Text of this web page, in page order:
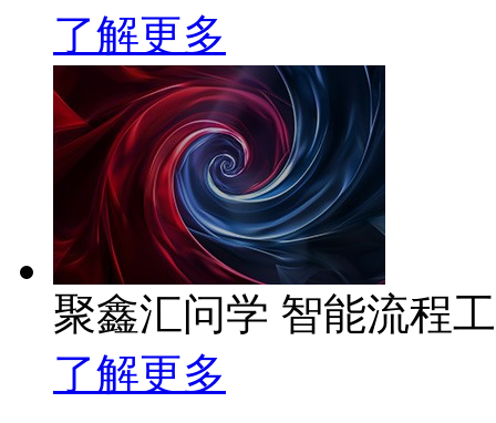
了解更多
聚鑫汇问学 智能流程
了解更多